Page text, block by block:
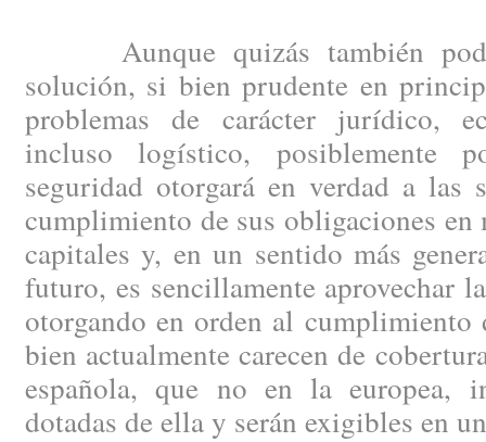
Aunque quizás también
solución, si bien prudente en
problemas de carácter jurídico,
incluso logístico, posiblemente
seguridad otorgará en verdad a las
cumplimiento de sus obligaciones en
capitales y, en un sentido más
futuro, es sencillamente aprovechar
otorgando en orden al cumplimiento
bien actualmente carecen de
española, que no en la europea,
dotadas de ella y serán exigibles en